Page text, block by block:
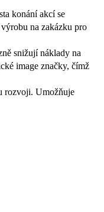
konání akcí se
na zakázku pro
snižují náklady na
image značky, čímž
rozvoji. Umožňuje